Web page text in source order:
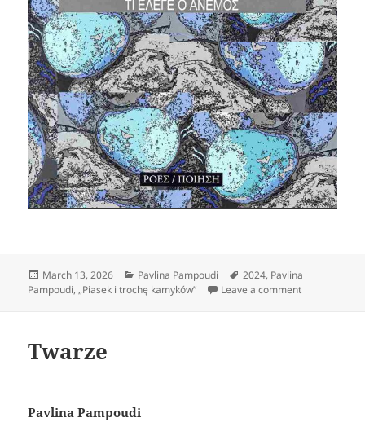
Posted
on
March 13, 2026 Categories
Pavlina Pampoudi Tags
2024, Pavlina
Pampoudi,„Piasek i trochę kamyków” Leave a commenton Przemija
Twarze
Pavlina Pampoudi